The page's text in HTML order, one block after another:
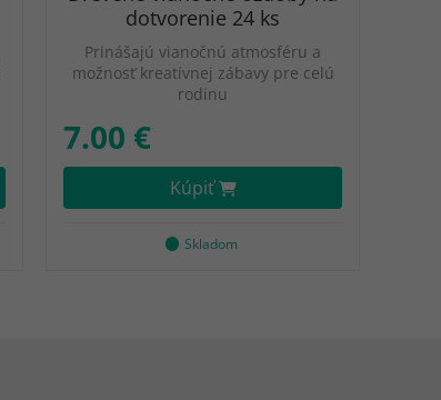
dotvorenie 24 ks
Prinášajú vianočnú atmosféru a
možnosť kreatívnej zábavy pre celú
rodinu
7.00 €
Kúpiť
Skladom